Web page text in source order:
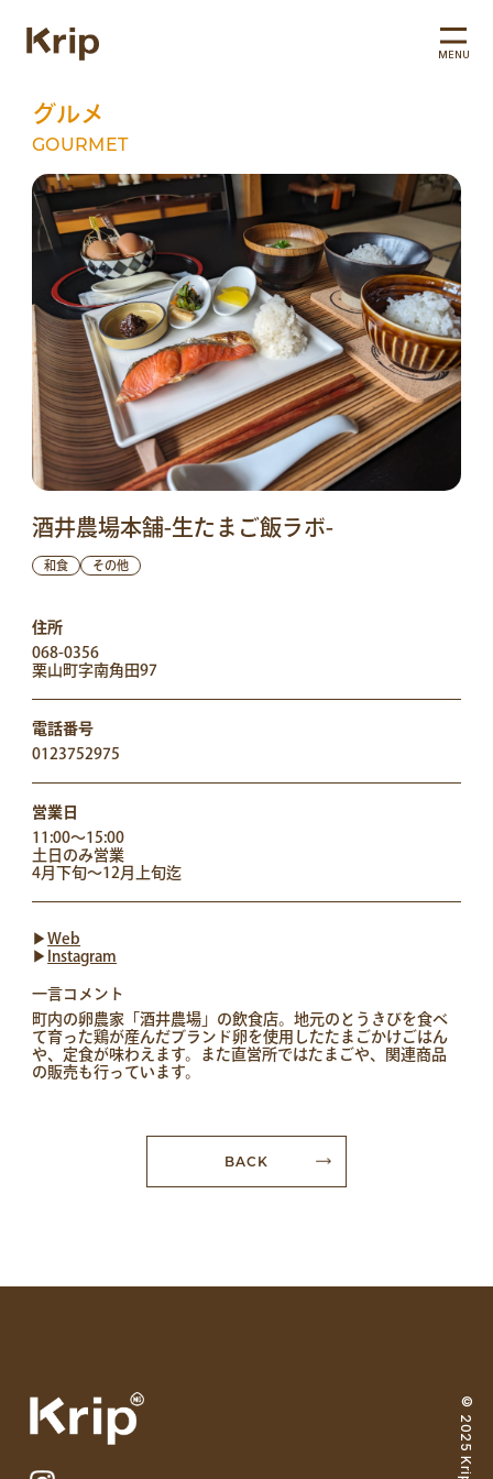
MENU
グルメ
GOURMET
酒井農場本舗-生たまご飯ラボ-
和食 その他
住所
068-0356
栗山町字南角田97
電話番号
0123752975
営業日
11:00～15:00
土日のみ営業
4月下旬～12月上旬迄
▶︎Web
▶︎ Instagram
一言コメント
町内の卵農家「酒井農場」の飲食店。地元のとうきびを食べ
て育った鶏が産んだブランド卵を使用したたまごかけごはん
や、定食が味わえます。また直営所ではたまごや、関連商品
の販売も行っています。
BACK